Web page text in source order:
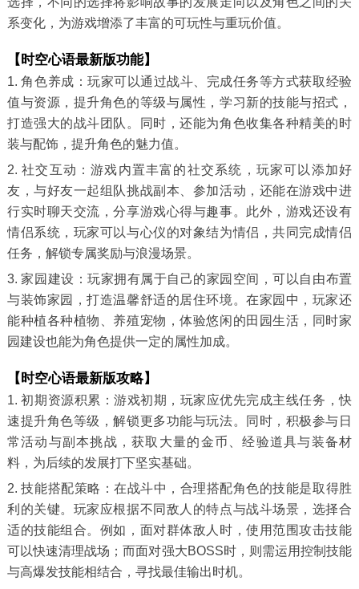
系变化，为游戏增添了丰富的可玩性与重玩价值。
【时空心语最新版功能】
1. 角色养成：玩家可以通过战斗、完成任务等方式获取经验
值与资源，提升角色的等级与属性，学习新的技能与招式，
打造强大的战斗团队。同时，还能为角色收集各种精美的时
装与配饰，提升角色的魅力值。
2. 社交互动：游戏内置丰富的社交系统，玩家可以添加好
友，与好友一起组队挑战副本、参加活动，还能在游戏中进
行实时聊天交流，分享游戏心得与趣事。此外，游戏还设有
情侣系统，玩家可以与心仪的对象结为情侣，共同完成情侣
任务，解锁专属奖励与浪漫场景。
3. 家园建设：玩家拥有属于自己的家园空间，可以自由布置
与装饰家园，打造温馨舒适的居住环境。在家园中，玩家还
能种植各种植物、养殖宠物，体验悠闲的田园生活，同时家
园建设也能为角色提供一定的属性加成。
【时空心语最新版攻略】
1. 初期资源积累：游戏初期，玩家应优先完成主线任务，快
速提升角色等级，解锁更多功能与玩法。同时，积极参与日
常活动与副本挑战，获取大量的金币、经验道具与装备材
料，为后续的发展打下坚实基础。
2. 技能搭配策略：在战斗中，合理搭配角色的技能是取得胜
利的关键。玩家应根据不同敌人的特点与战斗场景，选择合
适的技能组合。例如，面对群体敌人时，使用范围攻击技能
可以快速清理战场；而面对强大BOSS时，则需运用控制技能
与高爆发技能相结合，寻找最佳输出时机。